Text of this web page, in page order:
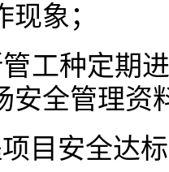
象；
工种定期
安全管理资
目安全达